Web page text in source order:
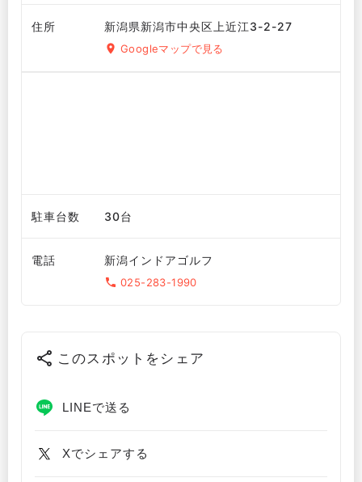
住所 新潟県新潟市中央区上近江3-2-27
Googleマップで見る
駐車台数 30台
電話 新潟インドアゴルフ
025-283-1990
このスポットをシェア
LINEで送る
Xでシェアする